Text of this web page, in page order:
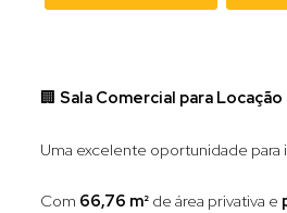
🏢 Sala Comercial para
Uma excelente oportunidade
Com 66,76 m² de área privativa e